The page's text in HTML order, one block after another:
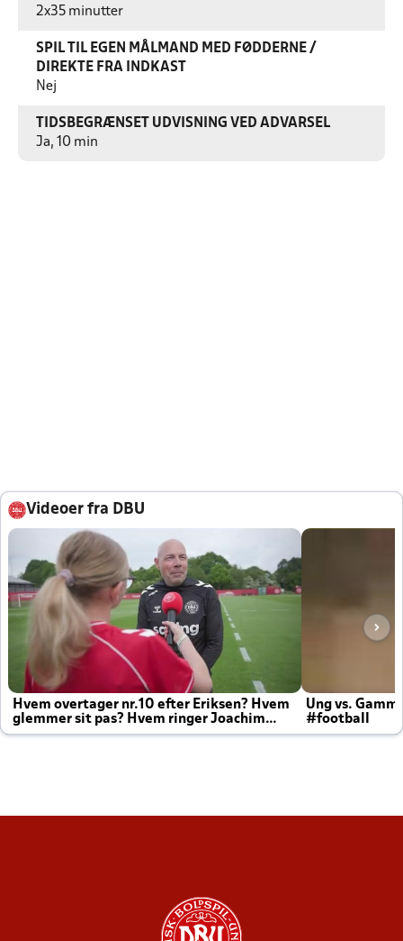
2x35 minutter
SPIL TIL EGEN MÅLMAND MED FØDDERNE /
DIREKTE FRA INDKAST
Nej
TIDSBEGRÆNSET UDVISNING VED ADVARSEL
Ja, 10 min
Videoer fra DBU
Hvem overtager nr.10 efter Eriksen? Hvem
glemmer sit pas? Hvem ringer Joachim
altid til efter kampe?
Ung vs.
#football